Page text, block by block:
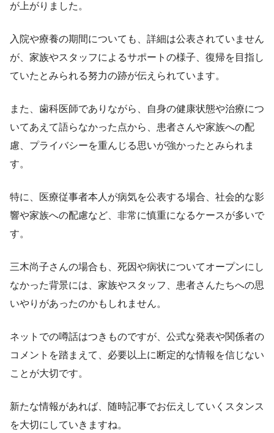
が上がりました。
入院や療養の期間についても、詳細は公表されていません
が、家族やスタッフによるサポートの様子、復帰を目指し
ていたとみられる努力の跡が伝えられています。
また、歯科医師でありながら、自身の健康状態や治療につ
いてあえて語らなかった点から、患者さんや家族への配
慮、プライバシーを重んじる思いが強かったとみられま
す。
特に、医療従事者本人が病気を公表する場合、社会的な影
響や家族への配慮など、非常に慎重になるケースが多いで
す。
三木尚子さんの場合も、死因や病状についてオープンにし
なかった背景には、家族やスタッフ、患者さんたちへの思
いやりがあったのかもしれません。
ネットでの噂話はつきものですが、公式な発表や関係者の
コメントを踏まえて、必要以上に断定的な情報を信じない
ことが大切です。
新たな情報があれば、随時記事でお伝えしていくスタンス
を大切にしていきますね。